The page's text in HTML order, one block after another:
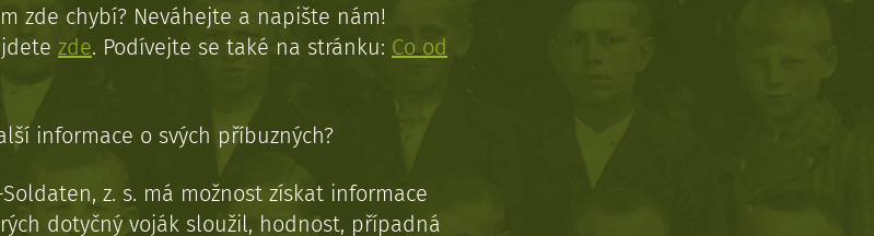
zde chybí? Neváhejte a napište nám!
zde. Podívejte se také na stránku: Co od
informace o svých příbuzných?
z. s. má možnost získat informace
dotyčný voják sloužil, hodnost, případná